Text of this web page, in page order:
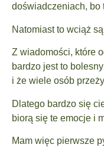
doświadczeniach, bo
Natomiast to wciąż
Z wiadomości, które
bardzo jest to
i że wiele osób
Dlatego bardzo się
biorą się te emocje i
Mam więc pierwsze